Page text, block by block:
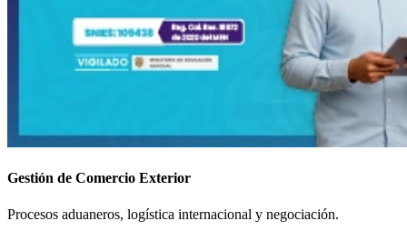
Gestión de Comercio Exterior
Procesos aduaneros, logística internacional y negociación.